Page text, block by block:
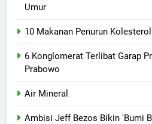
Umur
10 Makanan Penurun
6 Konglomerat Terlibat Garap
Prabowo
Air Mineral
Ambisi Jeff Bezos Bikin 'Bumi